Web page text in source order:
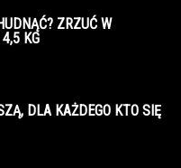
ZRZUĆ W
KG
DLA KAŻDEGO KTO SIĘ